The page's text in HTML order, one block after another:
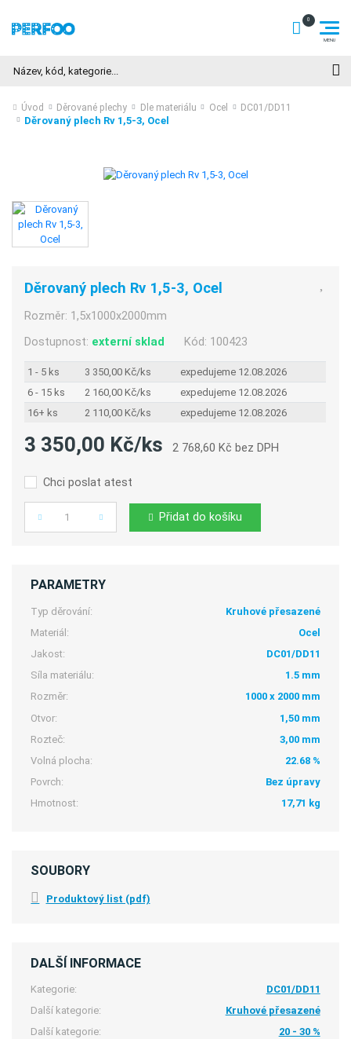
Úvod Děrované plechy Dle materiálu Ocel DC01/DD11
Děrovaný plech Rv 1,5-3, Ocel
Děrovaný plech Rv 1,5-3, Ocel
Rozměr: 1,5x1000x2000mm
Dostupnost: externí sklad Kód: 100423
1 - 5 ks 3 350,00 Kč/ks
expedujeme 12.08.2026
6 - 15 ks
2 160,00 Kč/ks
expedujeme 12.08.2026
16+ ks
2 110,00 Kč/ks expedujeme 12.08.2026
3 350,00 Kč/ks 2 768,60 Kč bez DPH
Chci poslat atest
Počet Přidat do košíku
PARAMETRY
Typ děrování:
Kruhové přesazené
Materiál:
Ocel
Jakost:
DC01/DD11
Síla materiálu:
1.5 mm
Rozměr:
1000 x 2000 mm
Otvor:
1,50 mm
Rozteč:
3,00 mm
Volná plocha:
22.68 %
Povrch:
Bez úpravy
Hmotnost:
17,71 kg
SOUBORY
Produktový list (pdf)
DALŠÍ INFORMACE
Kategorie:
DC01/DD11
Další kategorie:
Kruhové přesazené
Další kategorie:
20 - 30 %